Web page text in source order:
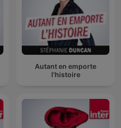
Autant en emporte
l'histoire